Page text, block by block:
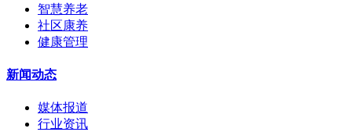
智慧养老
社区康养
健康管理
新闻动态
媒体报道
行业资讯